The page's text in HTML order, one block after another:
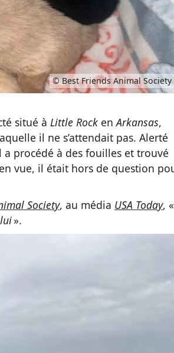
© Best Friends Animal Society
situé à Little Rock enArkansas,
il ne s’attendait pas. Alerté
procédé à des fouilles et trouvé
vue, il était hors de question
Society, au média USA Today, «
».